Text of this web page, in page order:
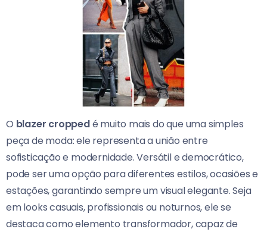
O blazer croppedé muito mais do que uma simples
peça de moda: ele representa a união entre
sofisticação e modernidade. Versátil e democrático,
pode ser uma opção para diferentes estilos, ocasiões e
estações, garantindo sempre um visual elegante. Seja
em looks casuais, profissionais ou noturnos, ele se
destaca como elemento transformador, capaz de